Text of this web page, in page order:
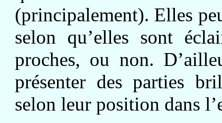
(principalement). Elles
selon qu’elles sont
proches, ou non.
présenter des parties
selon leur position dans